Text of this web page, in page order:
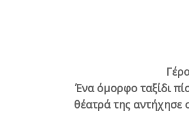
Ένα όμορφο ταξίδι
θέατρά της αντήχησε